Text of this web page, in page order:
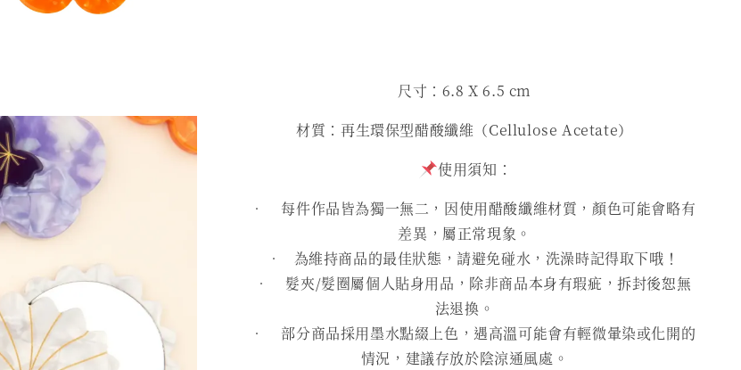
尺寸：6.8 X 6.5 cm
材質：再生環保型醋酸纖維（Cellulose Acetate）
使用須知：
• 每件作品皆為獨一無二，因使用醋酸纖維材質，顏色可能會略有
差異，屬正常現象。
• 為維持商品的最佳狀態，請避免碰水，洗澡時記得取下哦！
• 髮夾/髮圈屬個人貼身用品，除非商品本身有瑕疵，拆封後恕無
法退換。
• 部分商品採用墨水點綴上色，遇高溫可能會有輕微暈染或化開的
情況，建議存放於陰涼通風處。